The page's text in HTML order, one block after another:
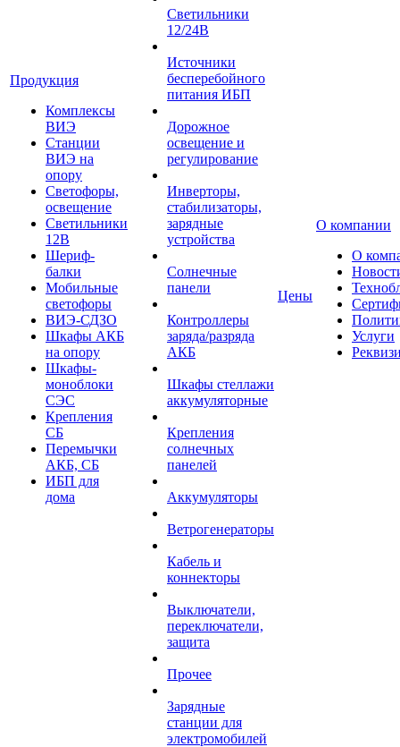
Продукция
Комплексы
ВИЭ
Станции
ВИЭ на
опору
Светофоры,
освещение
Светильники
12В
Шериф-
балки
Мобильные
светофоры
ВИЭ-СДЗО
Шкафы АКБ
на опору
Шкафы-
моноблоки
СЭС
Крепления
СБ
Перемычки
АКБ, СБ
ИБП для
дома
Светильники
12/24В
Источники
бесперебойного
питания ИБП
Дорожное
освещение и
регулирование
Инверторы,
стабилизаторы,
зарядные
устройства
Солнечные
панели
Контроллеры
заряда/разряда
АКБ
Шкафы стеллажи
аккумуляторные
Крепления
солнечных
панелей
Аккумуляторы
Ветрогенераторы
Кабель и
коннекторы
Выключатели,
переключатели,
защита
Прочее
Зарядные
станции для
электромобилей
Цены
О компании
О
Услуги